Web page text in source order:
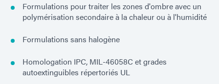
Formulations pour traiter les zones d'ombre avec un
polymérisation secondaire à la chaleur ou à l'humidité
Formulations sans halogène
Homologation IPC, MIL-46058C et grades
autoextinguibles répertoriés UL